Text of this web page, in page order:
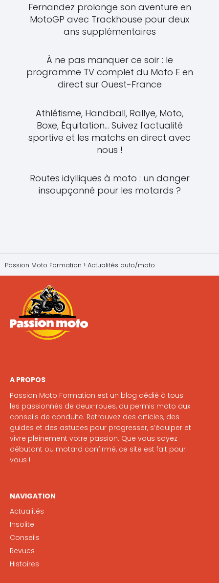
Fernandez prolonge son aventure en
MotoGP avec Trackhouse pour deux
ans supplémentaires
À ne pas manquer ce soir : le
programme TV complet du Moto E en
direct sur Ouest-France
Athlétisme, Handball, Rallye, Moto,
Boxe, Équitation... Suivez l'actualité
sportive et les matchs en direct avec
nous !
Routes idylliques à moto : un danger
insoupçonné pour les motards ?
Passion Moto Formation Actualités auto/moto
A PROPOS
Passion Moto Formation est un blog dédié à tous
les passionnés de deux-roues, du permis moto aux
conseils de conduite. Retrouvez des articles, des
guides et des astuces pour progresser, s’équiper et
vivre pleinement votre passion. Que vous soyez
débutant ou motard confirmé, ce site est fait pour
vous !
NAVIGATION
Actualités
Insolite
Conseils
Revues
Histoires